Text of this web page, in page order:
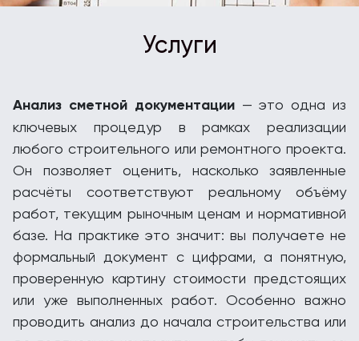
Услуги
Анализ сметной документации— это одна из
ключевых процедур в рамках реализации
любого строительного или ремонтного проекта.
Он позволяет оценить, насколько заявленные
расчёты соответствуют реальному объёму
работ, текущим рыночным ценам и нормативной
базе. На практике это значит: вы получаете не
формальный документ с цифрами, а понятную,
проверенную картину стоимости предстоящих
или уже выполненных работ. Особенно важно
проводить анализ до начала строительства или